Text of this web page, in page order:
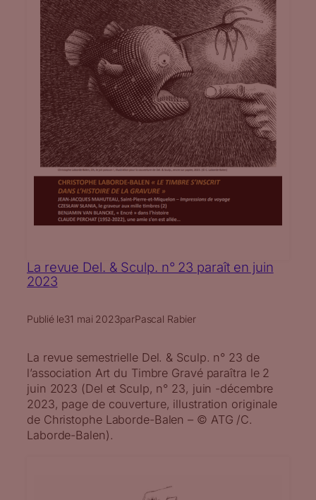
La revue Del. & Sculp. n° 23 paraît en juin
2023
Publié le31 mai 2023parPascal Rabier
La revue semestrielle Del. & Sculp. n° 23 de
l’association Art du Timbre Gravé paraîtra le 2
juin 2023 (Del et Sculp, n° 23, juin -décembre
2023, page de couverture, illustration originale
de Christophe Laborde-Balen – © ATG /C.
Laborde-Balen).